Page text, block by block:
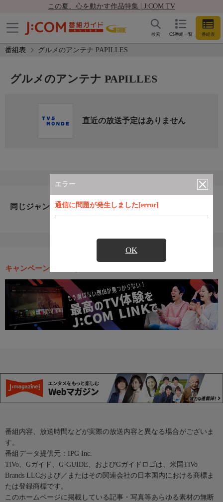
この夏、心を動かす作品特集 | J:COM TV
CS番組一覧 番組表
検索
番組表 グルメのアンテナ PAPILLES
エラー
通信に問題が発生しました[error]
OK
グルメのアンテナ PAPILLES
直近の放送予定はありません
同じジャンルのおすすめ番組
キャンペーン・お得な情報
番組内容、放送時間などが実際の放送内容と異なる場合がございま
す。
番組データ提供元：IPG Inc.
TiVo、Gガイド、G-GUIDE、およびGガイドロゴは、米国TiVo
Brands LLCおよび／またはその関連会社の日本国内における商標ま
たは登録商標です。
このホームページに掲載している記事・写真等あらゆる素材の無断